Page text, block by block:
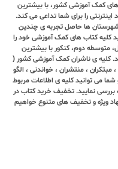
کمک آموزشی کشور، با بیشترین
را برای شما تداعی می کند.
برای شهرستان ها حاصل تجربه ی چندین
کلیه کتاب های کمک آموزشی خود را
متوسطه دوم، کنکور با بیشترین
کلیه ی ناشران کمک آموزشی کشور (
مبتکران ، منتشران ، خواندنی ، الگو
می توانید کلیه ی اطلاعات مربوط
نمایید. تخفیف خرید کتاب در
ویژه و تخفیف های متنوع خواهیم